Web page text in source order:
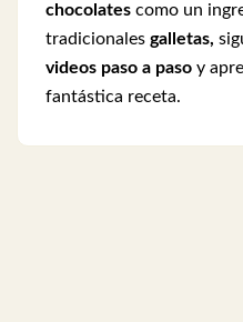
chocolates como un
tradicionales galletas,
videos paso a paso y
fantástica receta.